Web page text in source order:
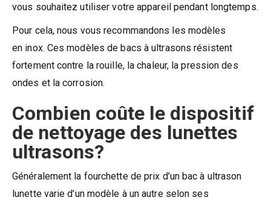
vous souhaitez utiliser votre appareil pendant longtemps.
Pour cela, nous vous recommandons les modèles
en inox. Ces modèles de bacs à ultrasons résistent
fortement contre la rouille, la chaleur, la pression des
ondes et la corrosion.
Combien coûte le dispositif
de nettoyage des lunettes
ultrasons?
Généralement la fourchette de prix d’un bac à ultrason
lunette varie d’un modèle à un autre selon ses